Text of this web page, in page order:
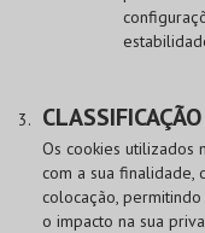
Os cookies utilizados
com a sua finalidade,
colocação,
o impacto na sua